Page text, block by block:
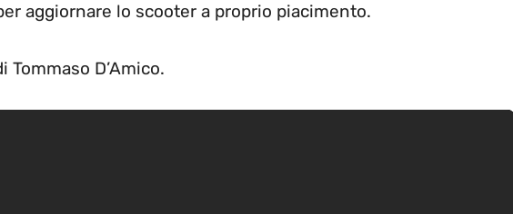
aggiornare lo scooter a proprio piacimento.
D’Amico.